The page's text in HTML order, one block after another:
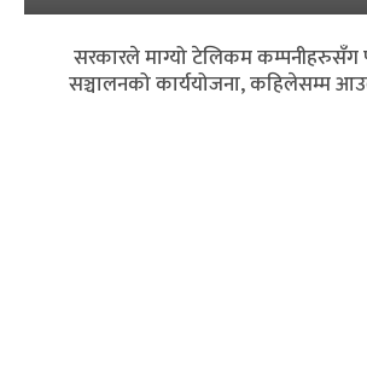
सरकारले माग्यो टेलिकम
सञ्चालनको कार्ययोजना, कहिलेसम्म